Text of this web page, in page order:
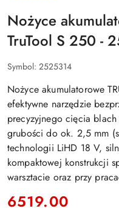
DLA
PRZEMYSŁU
I
DEKARSTWA
Nożyce
TruTool S 250 -
Symbol: 2525314
Nożyce akumulatorowe
efektywne narzędzie
precyzyjnego cięcia
grubości do ok. 2,5 mm
technologii LiHD 18 V,
kompaktowej konstrukcji
warsztacie oraz przy
cena:
6519.00